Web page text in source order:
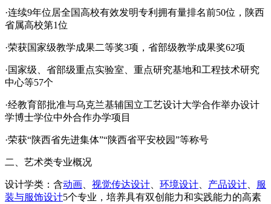
·连续9年位居全国高校有效发明专利拥有量排名前50位，陕西
省属高校第1位
·荣获国家级教学成果二等奖3项，省部级教学成果奖62项
·国家级、省部级重点实验室、重点研究基地和工程技术研究
中心等57个
·经教育部批准与乌克兰基辅国立工艺设计大学合作举办设计
学博士学位中外合作办学项目
·荣获“陕西省先进集体”“陕西省平安校园”等称号
二、艺术类专业概况
设计学类：含动画 视觉传达设计 环境设计 产品设计
服
装与服饰设计5个专业，培养具有双创能力和实践能力的高素